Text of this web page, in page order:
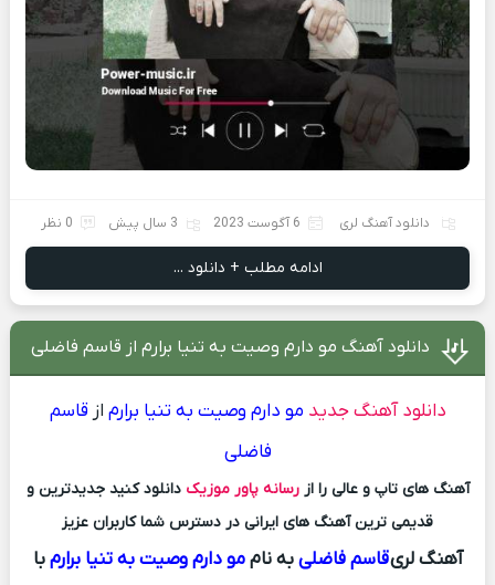
دانلود آهنگ لری 6 آگوست 2023 3 سال پیش 0 نظر
ادامه مطلب + دانلود ...
دانلود آهنگ مو دارم وصیت به تنیا برارم از قاسم فاضلی
دانلود آهنگ جدید مو دارم وصیت به تنیا برارم از قاسم
فاضلی
آهنگ های تاپ و عالی را ازرسانه پاور موزیک دانلود کنید جدیدترین و
قدیمی ترین آهنگ های ایرانی در دسترس شما کاربران عزیز
آهنگ لریقاسم فاضلیبه ناممو دارم وصیت به تنیا برارمبا